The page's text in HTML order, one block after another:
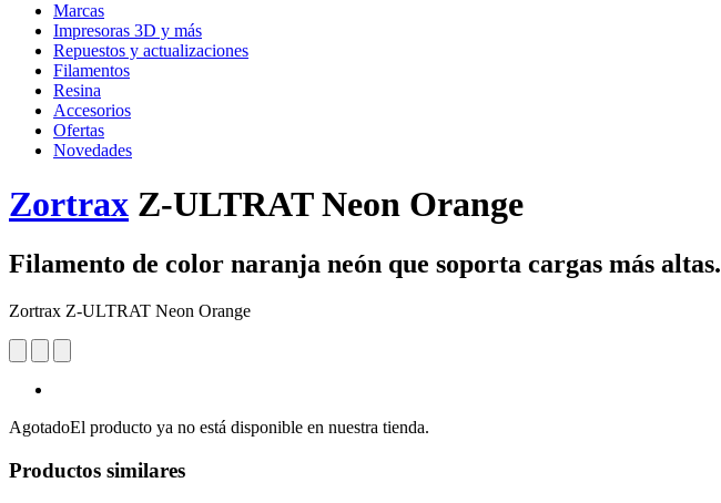
Marcas
Impresoras 3D y más
Repuestos y actualizaciones
Filamentos
Resina
Accesorios
Ofertas
Novedades
Zortrax Z-ULTRAT Neon Orange
Filamento de color naranja neón que soporta cargas más altas.
Zortrax Z-ULTRAT Neon Orange
AgotadoEl producto ya no está disponible en nuestra tienda.
Productos similares